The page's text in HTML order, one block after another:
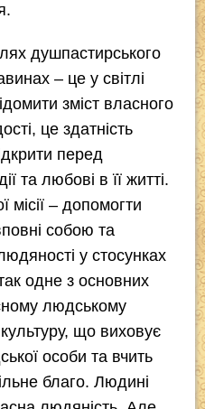
душпастирського
– це у світлі
зміст власного
це здатність
перед
та любові в її житті.
– допомогти
собою та
у стосунках
одне з основних
людському
що виховує
особи та вчить
благо. Людині